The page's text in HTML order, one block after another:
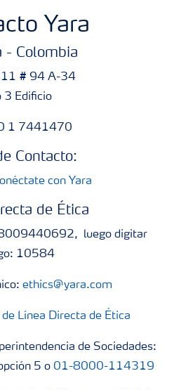
Yara
- Colombia
11 # 94 A-34
3 Edificio
1 7441470
Contacto:
con Yara
de Ética
luego digitar
10584
ethics@yara.com
Línea Directa de Ética
de Sociedades:
5 o 01-8000-114319